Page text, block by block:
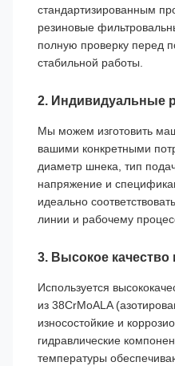
стандартизированным
резиновые
полную проверку перед
стабильной работы.
2. Индивидуальные
Мы можем изготовить
вашими конкретными
диаметр шнека, тип
напряжение и
идеально
линии и рабочему
3. Высокое качество
Используется
из 38CrMoALA
износостойкие и
гидравлические
температуры